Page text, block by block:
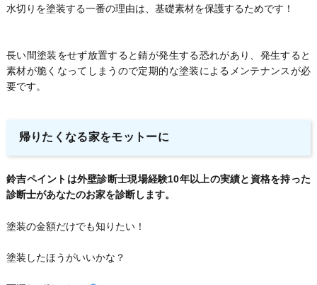
水切りを塗装する一番の理由は、基礎素材を保護するためです！
長い間塗装をせず放置すると錆が発生する恐れがあり、発生すると
素材が脆くなってしまうので定期的な塗装によるメンテナンスが必
要です。
帰りたくなる家をモットーに
鈴吉ペイントは外壁診断士現場経験10年以上の実績と資格を持った
診断士があなたのお家を診断します。
塗装の金額だけでも知りたい！
塗装したほうがいいかな？